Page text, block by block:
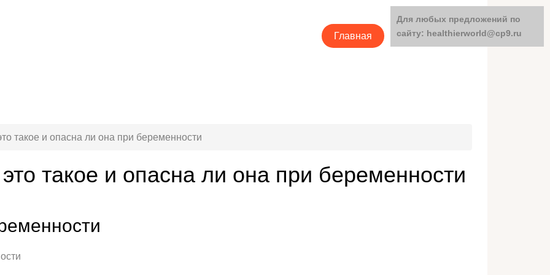
Главная Категории
такое и опасна ли она при беременности
такое и опасна ли она при беременности
Для любых предложений по
сайту: healthierworld@cp9.ru